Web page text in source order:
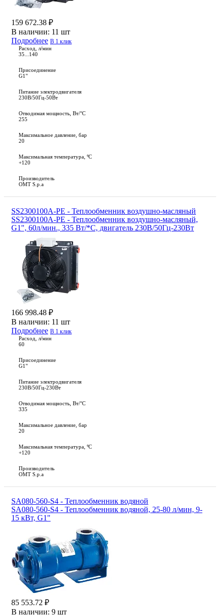
159 672.38 ₽
В наличии: 11 шт
Подробнее В 1 клик
Расход, л/мин
35...140
Присоединение
G1"
Питание электродвигателя
230В/50Гц-50Вт
Отводимая мощность, Вт/°C
255
Максимальное давление, бар
20
Максимальная температура, ºС
+120
Производитель
OMT S.p.a
SS2300100A-PE - Теплообменник воздушно-масляный
SS2300100A-PE - Теплообменник воздушно-масляный,
G1", 60л/мин., 335 Вт/*С, двигатель 230В/50Гц-230Вт
166 998.48 ₽
В наличии: 11 шт
Подробнее В 1 клик
Расход, л/мин
60
Присоединение
G1"
Питание электродвигателя
230В/50Гц-230Вт
Отводимая мощность, Вт/°C
335
Максимальное давление, бар
20
Максимальная температура, ºС
+120
Производитель
OMT S.p.a
SA080-560-S4 - Теплообменник водяной
SA080-560-S4 - Теплообменник водяной, 25-80 л/мин, 9-
15 кВт, G1"
85 553.72 ₽
В наличии: 9 шт